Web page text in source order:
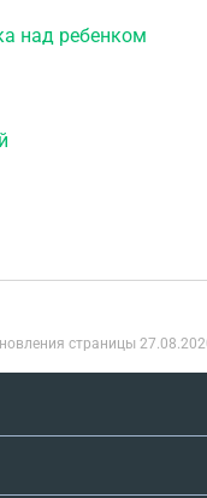
над ребенком
страницы